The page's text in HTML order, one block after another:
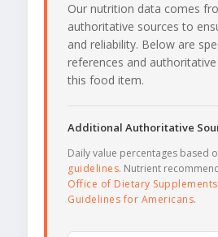
Our nutrition data comes
authoritative sources to
and reliability. Below are
references and
this food item.
Additional Authoritative
Daily value percentages based
guidelines. Nutrient
Office of Dietary Supplements
Guidelines for Americans.